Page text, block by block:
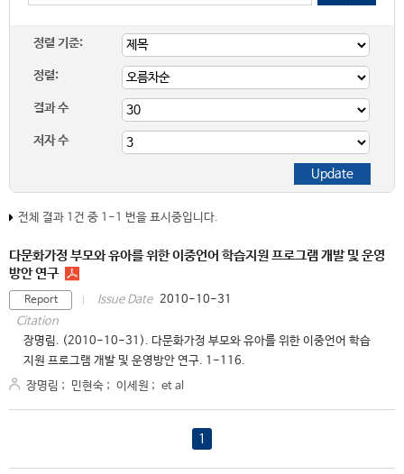
정렬 기준:
정렬:
결과 수
저자 수
전체 결과 1건 중 1-1 번을 표시중입니다.
다문화가정 부모와 유아를 위한 이중언어 학습지원 프로그램 개발 및 운영
방안 연구
Report Issue Date 2010-10-31
Citation
장명림. (2010-10-31). 다문화가정 부모와 유아를 위한 이중언어 학습
지원 프로그램 개발 및 운영방안 연구. 1-116.
장명림 ; 민현숙 ; 이세원 ; et al
1